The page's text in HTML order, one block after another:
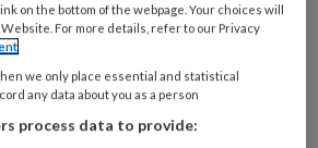
van naasten
on the bottom of the webpage. Your choices will
For more details, refer to our Privacy
we only place essential and statistical
any data about you as a person
process data to provide: